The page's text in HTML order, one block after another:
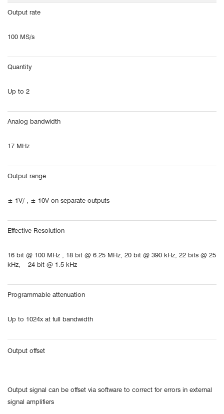
Output rate
100 MS/s
Quantity
Up to 2
Analog bandwidth
17 MHz
Output range
± 1V/ , ± 10V on separate outputs
Effective Resolution
16 bit @ 100 MHz , 18 bit @ 6.25 MHz, 20 bit @ 390 kHz, 22 bits @ 25
kHz, 24 bit @ 1.5 kHz
Programmable attenuation
Up to 1024x at full bandwidth
Output offset
Output signal can be offset via software to correct for errors in external
signal amplifiers